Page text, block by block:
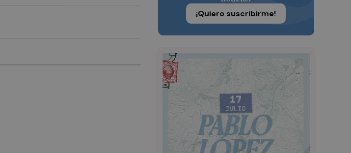
¡Quiero suscribirme!